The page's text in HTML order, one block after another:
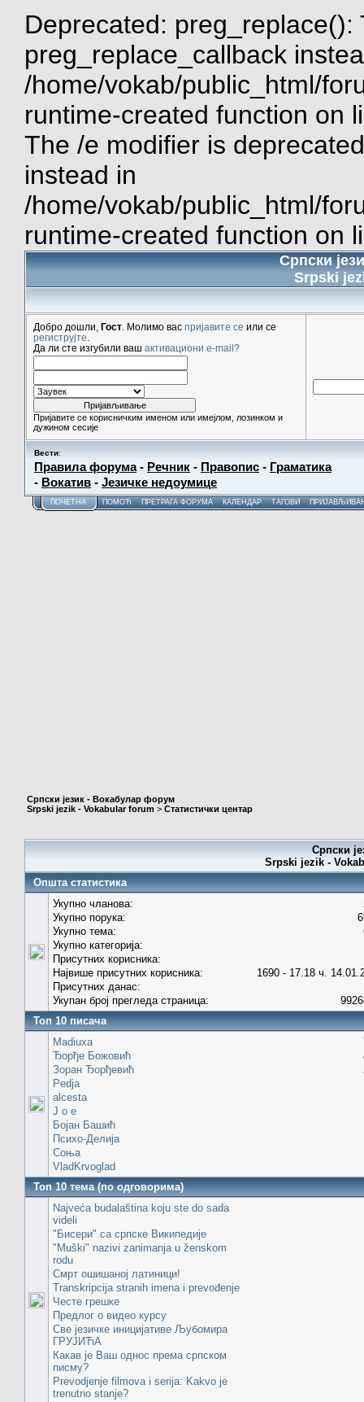
Deprecated:
preg_replace_callback
/home/vokab/public_html/
runtime-created function on
The /e modifier is
instead in
/home/vokab/public_html/
runtime-created function on
Српски
Srpski
Добро дошли, Гост . Молимо вас пријавите се или се
региструјте
Да ли сте изгубили ваш активациони e-mail?
Пријавите се корисничким именом или имејлом, лозинком и
дужином сесије
Вести:
Правила форума- Речник - Правопис - Граматика
- Вокатив - Језичке недоумице
ПОЧЕТНА ПОМОЋ ПРЕТРАГА ФОРУМА КАЛЕНДАР ТАГОВИ
Српски језик - Вокабулар форум
Srpski jezik - Vokabular forum > Статистички центар
Српски
Srpski jezik -
Општа статистика
Укупно чланова:
Укупно порука:
Укупно тема:
Укупно категорија:
Присутних корисника:
Највише присутних корисника:
1690 - 17.18 ч.
Присутних данас:
Укупан број прегледа страница:
Топ 10 писача
Madiuxa
Ђорђе Божовић
Зоран Ђорђевић
Pedja
alcesta
J o e
Бојан Башић
Психо-Делија
Соња
VladKrvoglad
Топ 10 тема (по одговорима)
Najveća budalaština koju ste do sada
videli
"Бисери" са српске Википедије
"Muški" nazivi zanimanja u ženskom
rodu
Смрт ошишаној латиници!
Transkripcija stranih imena i prevođenje
Честе грешке
Предлог о видео курсу
Све језичке иницијативе Љубомира
ГРУЈИЋА
Какав је Ваш однос према српском
писму?
Prevodjenje filmova i serija: Kakvo je
trenutno stanje?